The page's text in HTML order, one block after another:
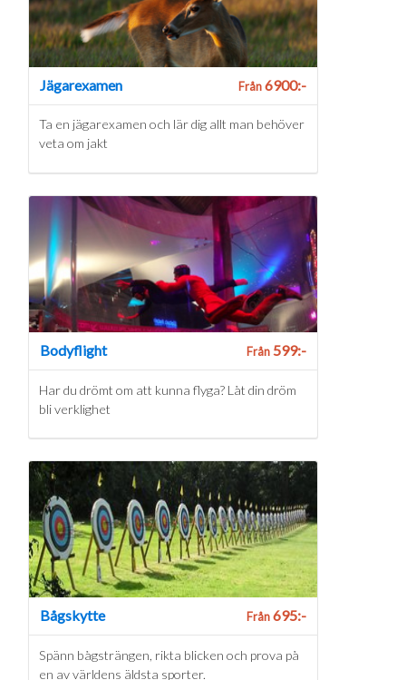
Jägarexamen Från6900:-
Ta en jägarexamen och lär dig allt man behöver
veta om jakt
Bodyflight Från599:-
Har du drömt om att kunna flyga? Låt din dröm
bli verklighet
Bågskytte Från695:-
Spänn bågsträngen, rikta blicken och prova på
en av världens äldsta sporter.